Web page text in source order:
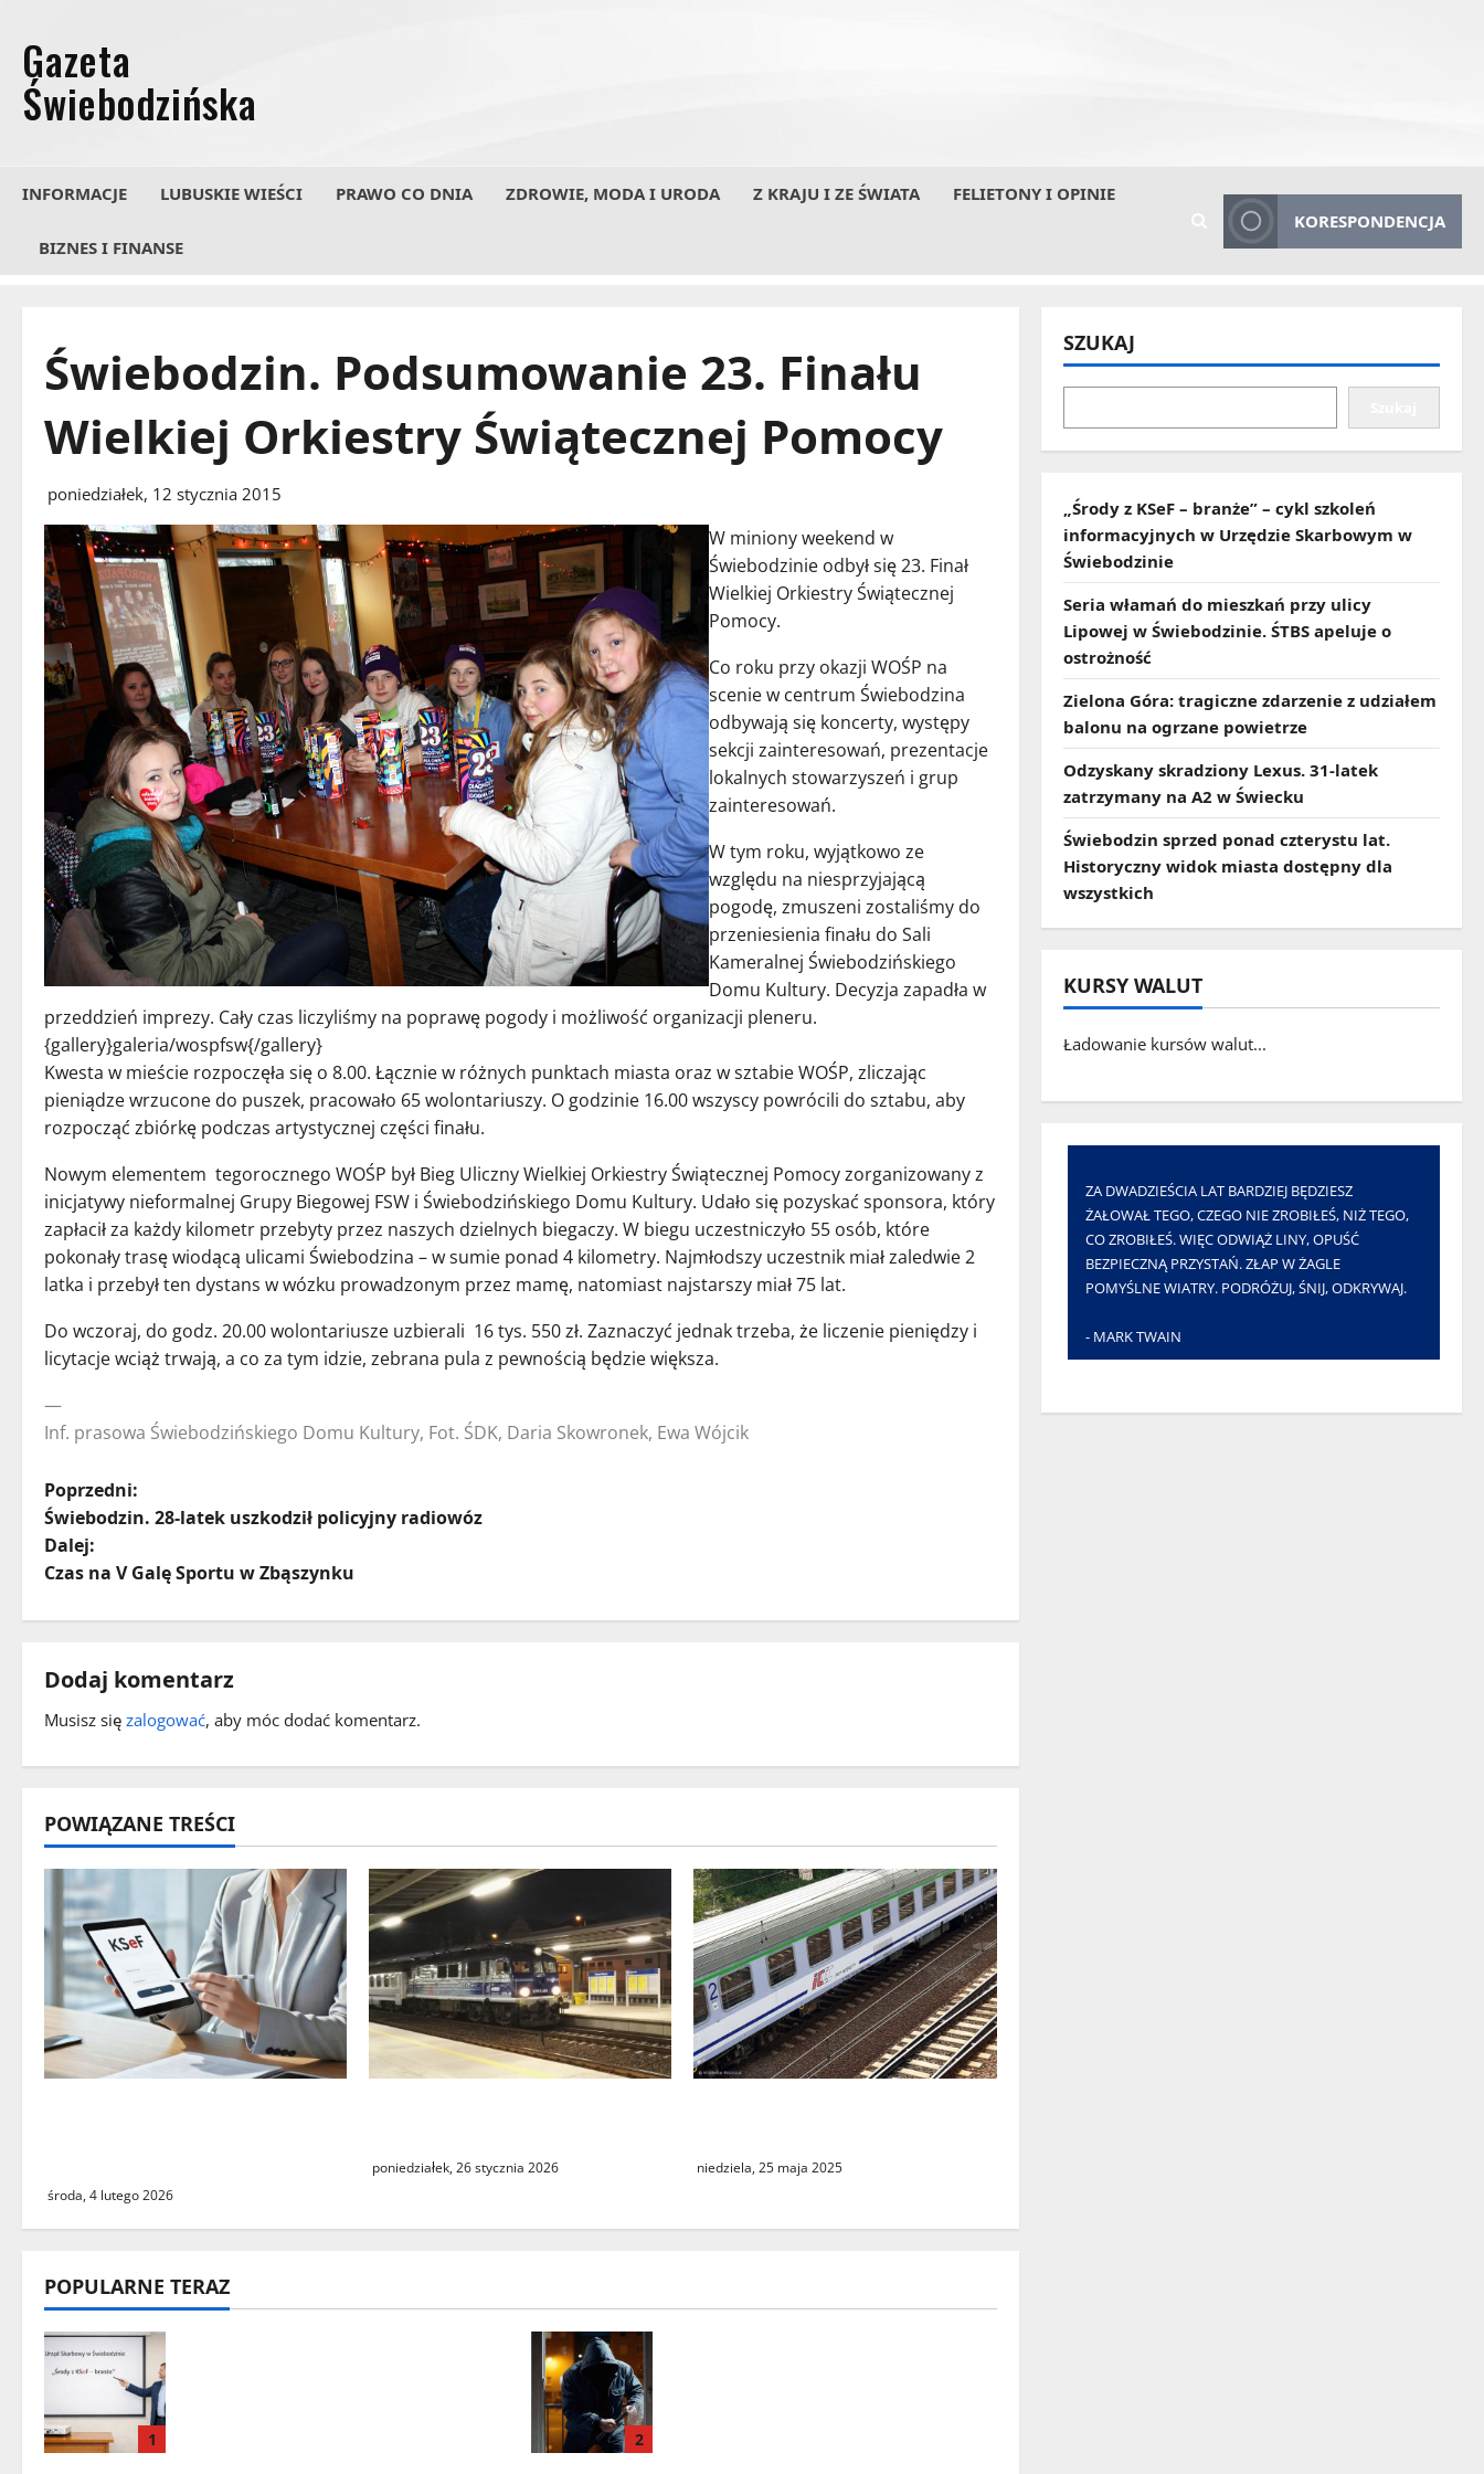
treści
INFORMACJE LUBUSKIE WIEŚCI PRAWO CO DNIA ZDROWIE, MODA I URODA Z KRAJU I ZE ŚWIATA FELIETONY I OPINIE
BIZNES I FINANSE
KORESPONDENCJA
Świebodzin. Podsumowanie 23. Finału
Wielkiej Orkiestry Świątecznej Pomocy
poniedziałek, 12 stycznia 2015
W miniony weekend w
Świebodzinie odbył się 23. Finał
Wielkiej Orkiestry Świątecznej
Pomocy.
Co roku przy okazji WOŚP na
scenie w centrum Świebodzina
odbywają się koncerty, występy
sekcji zainteresowań, prezentacje
lokalnych stowarzyszeń i grup
zainteresowań.
W tym roku, wyjątkowo ze
względu na niesprzyjającą
pogodę, zmuszeni zostaliśmy do
przeniesienia finału do Sali
Kameralnej Świebodzińskiego
Domu Kultury. Decyzja zapadła w
przeddzień imprezy. Cały czas liczyliśmy na poprawę pogody i możliwość organizacji pleneru.
{gallery}galeria/wospfsw{/gallery}
Kwesta w mieście rozpoczęła się o 8.00. Łącznie w różnych punktach miasta oraz w sztabie WOŚP, zliczając
pieniądze wrzucone do puszek, pracowało 65 wolontariuszy. O godzinie 16.00 wszyscy powrócili do sztabu, aby
rozpocząć zbiórkę podczas artystycznej części finału.
Nowym elementem tegorocznego WOŚP był Bieg Uliczny Wielkiej Orkiestry Świątecznej Pomocy zorganizowany z
inicjatywy nieformalnej Grupy Biegowej FSW i Świebodzińskiego Domu Kultury. Udało się pozyskać sponsora, który
zapłacił za każdy kilometr przebyty przez naszych dzielnych biegaczy. W biegu uczestniczyło 55 osób, które
pokonały trasę wiodącą ulicami Świebodzina – w sumie ponad 4 kilometry. Najmłodszy uczestnik miał zaledwie 2
latka i przebył ten dystans w wózku prowadzonym przez mamę, natomiast najstarszy miał 75 lat.
Do wczoraj, do godz. 20.00 wolontariusze uzbierali 16 tys. 550 zł. Zaznaczyć jednak trzeba, że liczenie pieniędzy i
licytacje wciąż trwają, a co za tym idzie, zebrana pula z pewnością będzie większa.
—
Inf. prasowa Świebodzińskiego Domu Kultury, Fot. ŚDK, Daria Skowronek, Ewa Wójcik
Z
o
b
a
c
z
w
p
i
s
y
Poprzedni:
Świebodzin. 28-latek uszkodził policyjny radiowóz
Dalej:
Czas na V Galę Sportu w Zbąszynku
Dodaj komentarz
Musisz się zalogować, aby móc dodać komentarz.
POWIĄZANE TREŚCI
środa, 4 lutego 2026
poniedziałek, 26 stycznia 2026 niedziela, 25 maja 2025
POPULARNE TERAZ
1 2
SZUKAJ
„Środy z KSeF – branże” – cykl szkoleń
informacyjnych w Urzędzie Skarbowym w
Świebodzinie
Seria włamań do mieszkań przy ulicy
Lipowej w Świebodzinie. ŚTBS apeluje o
ostrożność
Zielona Góra: tragiczne zdarzenie z udziałem
balonu na ogrzane powietrze
Odzyskany skradziony Lexus. 31‑latek
zatrzymany na A2 w Świecku
Świebodzin sprzed ponad czterystu lat.
Historyczny widok miasta dostępny dla
wszystkich
KURSY WALUT
Ładowanie kursów walut...
ZA DWADZIEŚCIA LAT BARDZIEJ BĘDZIESZ
ŻAŁOWAŁ TEGO, CZEGO NIE ZROBIŁEŚ, NIŻ TEGO,
CO ZROBIŁEŚ. WIĘC ODWIĄŻ LINY, OPUŚĆ
BEZPIECZNĄ PRZYSTAŃ. ZŁAP W ŻAGLE
POMYŚLNE WIATRY. PODRÓŻUJ, ŚNIJ, ODKRYWAJ.
- MARK TWAIN